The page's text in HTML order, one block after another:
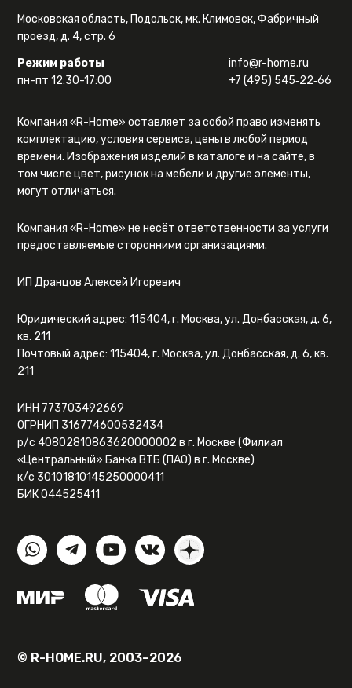
Московская область, Подольск, мк. Климовск, Фабричный
проезд, д. 4, стр. 6
Режим работы
пн-пт 12:30-17:00
info@r-home.ru
+7 (495) 545‑22‑66
Компания «R-Home» оставляет за собой право изменять
комплектацию, условия сервиса, цены в любой период
времени. Изображения изделий в каталоге и на сайте, в
том числе цвет, рисунок на мебели и другие элементы,
могут отличаться.
Компания «R-Home» не несёт ответственности за услуги
предоставляемые сторонними организациями.
ИП Дранцов Алексей Игоревич
Юридический адрес: 115404, г. Москва, ул. Донбасская, д. 6,
кв. 211
Почтовый адрес: 115404, г. Москва, ул. Донбасская, д. 6, кв.
211
ИНН 773703492669
ОГРНИП 316774600532434
р/с 40802810863620000002 в г. Москве (Филиал
«Центральный» Банка ВТБ (ПАО) в г. Москве)
к/с 30101810145250000411
БИК 044525411
© R-HOME.RU, 2003–2026